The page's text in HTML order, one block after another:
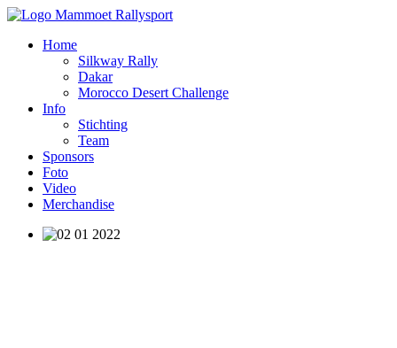
Home
Silkway Rally
Dakar
Morocco Desert Challenge
Info
Stichting
Team
Sponsors
Foto
Video
Merchandise